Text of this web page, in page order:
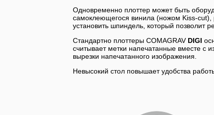
Одновременно плоттер может быть
самоклеющегося винила (ножом Kiss-cut),
установить шпиндель, который позволит
Стандартно плоттеры COMAGRAV DIGI
считывает метки напечатанные вместе с
вырезки напечатанного изображения.
Невысокий стол повышает удобства